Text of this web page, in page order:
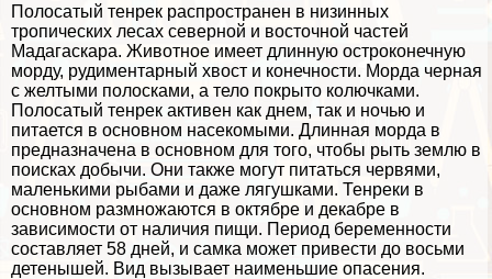
Полосатый тенрек распространен в низинных
тропических лесах северной и восточной частей
Мадагаскара. Животное имеет длинную остроконечную
морду, рудиментарный хвост и конечности. Морда черная
с желтыми полосками, а тело покрыто колючками.
Полосатый тенрек активен как днем, так и ночью и
питается в основном насекомыми. Длинная морда в
предназначена в основном для того, чтобы рыть землю в
поисках добычи. Они также могут питаться червями,
маленькими рыбами и даже лягушками. Тенреки в
основном размножаются в октябре и декабре в
зависимости от наличия пищи. Период беременности
составляет 58 дней, и самка может привести до восьми
детенышей. Вид вызывает наименьшие опасения.